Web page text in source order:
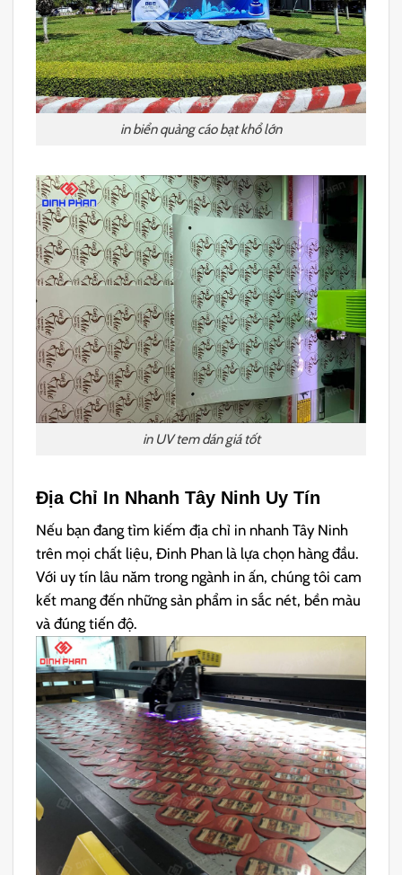
in biển quảng cáo bạt khổ lớn
in UV tem dán giá tốt
Địa Chỉ In Nhanh Tây Ninh Uy Tín
Nếu bạn đang tìm kiếm địa chỉ in nhanh Tây Ninh
trên mọi chất liệu, Đinh Phan là lựa chọn hàng đầu.
Với uy tín lâu năm trong ngành in ấn, chúng tôi cam
kết mang đến những sản phẩm in sắc nét, bền màu
và đúng tiến độ.